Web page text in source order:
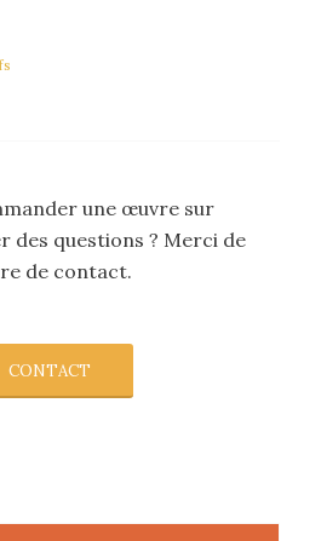
une œuvre sur
des questions ? Merci de
de contact.
CONTACT